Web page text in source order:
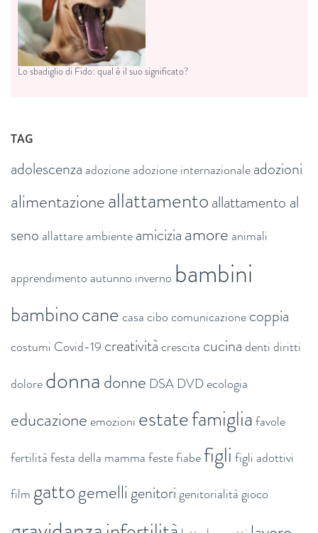
Lo sbadiglio di Fido: qual è il suo significato?
TAG
adolescenza adozioneadozione internazionaleadozioni
alimentazioneallattamentoallattamento al
seno allattareambienteamiciziaamore animali
apprendimento autunno inverno bambini
bambinocanecasacibocomunicazionecoppia
costumi Covid-19 creativitàcrescita cucinadentidiritti
doloredonnadonne DSA DVDecologia
educazioneemozioni estatefamigliafavole
fertilitàfesta della mammafestefiabefigli figli adottivi
film gattogemelligenitorigenitorialitàgioco